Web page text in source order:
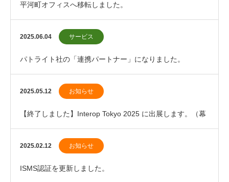
平河町オフィスへ移転しました。
2025.06.04 サービス
パトライト社の「連携パートナー」になりました。
2025.05.12 お知らせ
【終了しました】Interop Tokyo 2025 に出展します。（幕
張メッセ）
2025.02.12 お知らせ
ISMS認証を更新しました。